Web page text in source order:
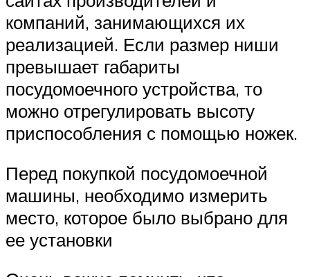
компаний, занимающихся их
реализацией. Если размер ниши
превышает габариты
посудомоечного устройства, то
можно отрегулировать высоту
приспособления с помощью ножек.
Перед покупкой посудомоечной
машины, необходимо измерить
место, которое было выбрано для
ее установки